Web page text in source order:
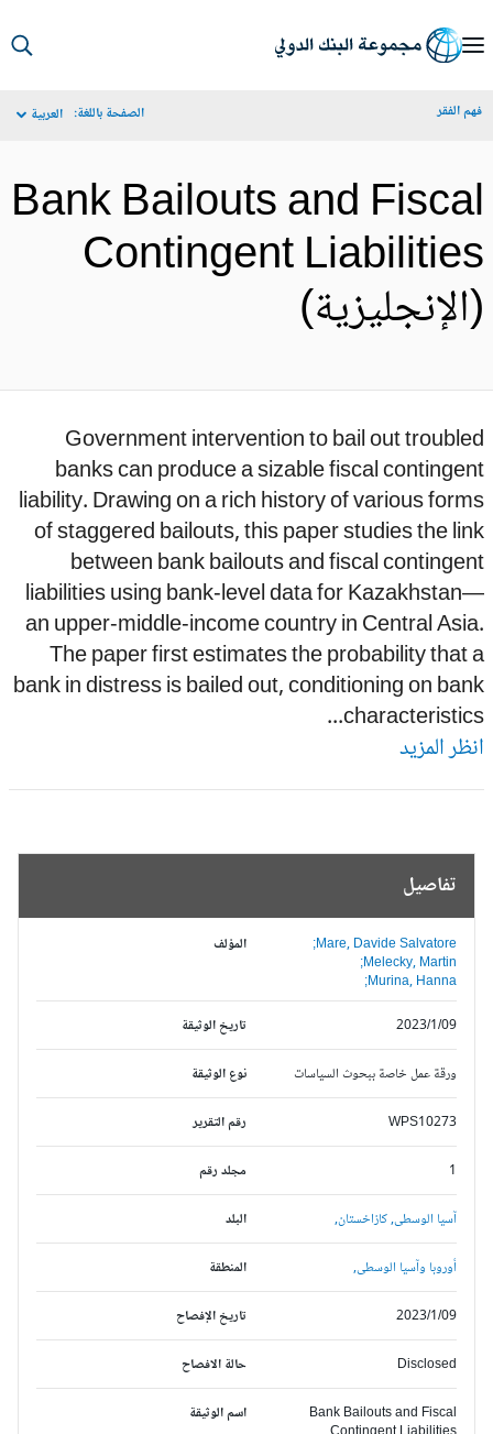
الفقر الصفحة باللغة: العربية
Bank Bailouts and
Contingent
Government intervention to bail out
banks can produce a sizable fiscal
liability. Drawing on a rich history of various
of staggered bailouts, this paper studies the
between bank bailouts and fiscal
liabilities using bank-level data for
an upper-middle-income country in Central
The paper first estimates the probability that
bank in distress is bailed out, conditioning on
المزيد
تفاصيل
المؤلف
Mare, Davide Salvatore;
Melecky, Martin;
Murina, Hanna;
تاريخ الوثيقة
2023/1/09
نوع الوثيقة ورقة عمل خاصة ببحوث السياسات
رقم التقرير WPS10273
مجلد رقم
البلد آسيا الوسطى,كازاخستان,
المنطقة أوروبا وآسيا الوسطى,
تاريخ الإفصاح 2023/1/09
حالة الافصاح Disclosed
اسم الوثيقة
Bank Bailouts and Fiscal